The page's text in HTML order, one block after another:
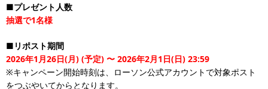
■プレゼント人数
抽選で1名様
■リポスト期間
2026年1月26日(月) (予定) 〜 2026年2月1日(日) 23:59
※キャンペーン開始時刻は、ローソン公式アカウントで対象ポスト
をつぶやいてからとなります。